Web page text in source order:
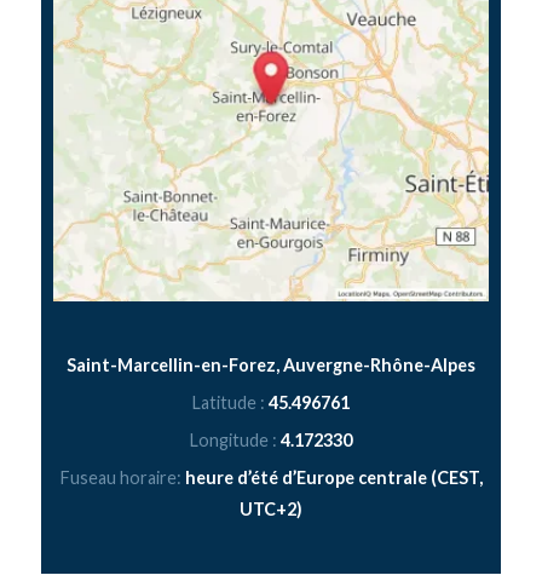
Saint-Marcellin-en-Forez, Auvergne-Rhône-Alpes
Latitude : 45.496761
Longitude : 4.172330
Fuseau horaire: heure d’été d’Europe centrale (CEST,
UTC+2)